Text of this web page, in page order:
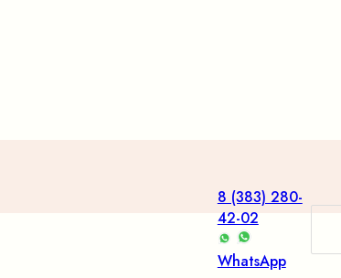
8 (383) 280-
42-02
WhatsApp